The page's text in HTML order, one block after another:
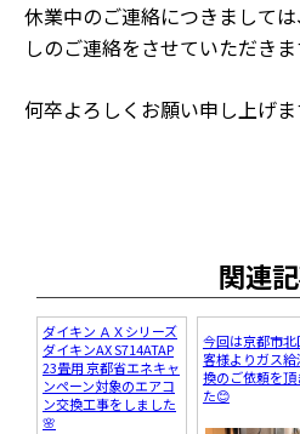
休業中のご連絡につきまして
しのご連絡をさせていただきま
何卒よろしくお願い申し上げま
関連
ダイキン ＡＸシリーズ
ダイキンAX S714ATAP
23畳用 京都省エネキャ
ンペーン対象のエアコ
ン交換工事をしました
🌸
今回は京都市北
客様よりガス給
換のご依頼を頂
た😊